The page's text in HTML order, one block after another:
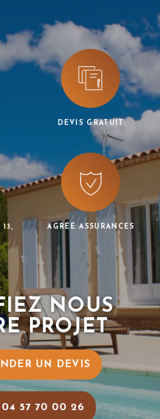
DEVIS GRATUIT
AGRÉÉ ASSURANCES
NOUS
PROJET
UN DEVIS
04 57 70 00 26